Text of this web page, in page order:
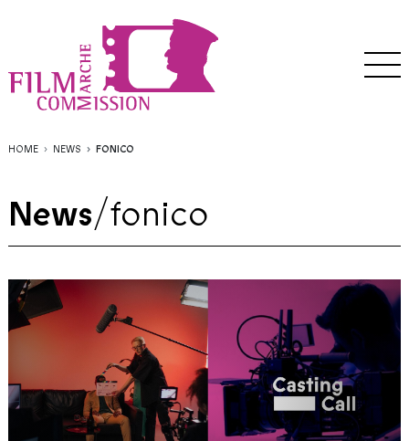
HOME NEWS FONICO
News/fonico